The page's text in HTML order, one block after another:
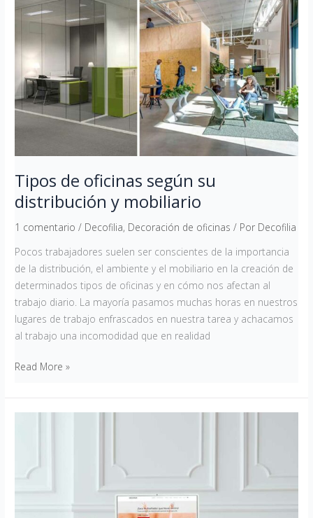
Tipos de oficinas según su
distribución y mobiliario
1 comentario / Decofilia, Decoración de oficinas / Por Decofilia
Pocos trabajadores suelen ser conscientes de la importancia
de la distribución, el ambiente y el mobiliario en la creación de
determinados tipos de oficinas y en cómo nos afectan al
trabajo diario. La mayoría pasamos muchas horas en nuestros
lugares de trabajo enfrascados en nuestra tarea y achacamos
al trabajo una incomodidad que en realidad
oficinas
según
su
distribución
mobiliario
Read More »
escuela